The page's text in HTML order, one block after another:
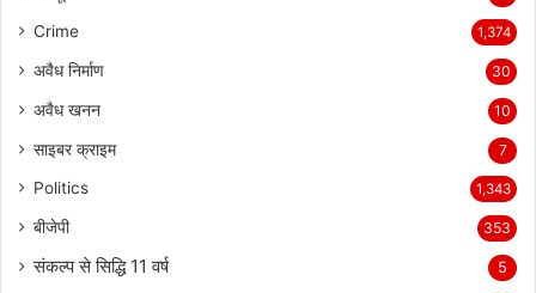
Crime 1,374
अवैध निर्माण 30
अवैध खनन 10
साइबर क्राइम 7
Politics 1,343
बीजेपी 353
संकल्प से सिद्धि 11 वर्ष 5